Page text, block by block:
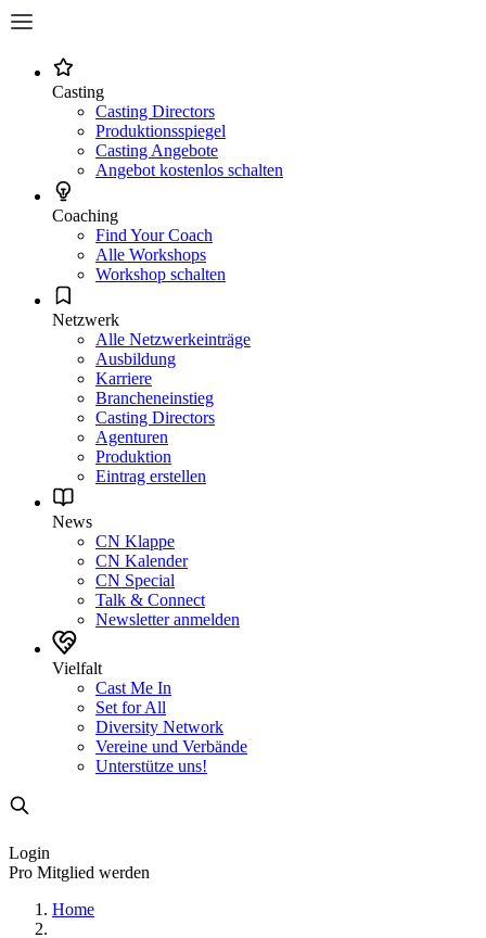
Casting
Casting Directors
Produktionsspiegel
Casting Angebote
Angebot kostenlos schalten
Coaching
Find Your Coach
Alle Workshops
Workshop schalten
Netzwerk
Alle Netzwerkeinträge
Ausbildung
Karriere
Brancheneinstieg
Casting Directors
Agenturen
Produktion
Eintrag erstellen
News
CN Klappe
CN Kalender
CN Special
Talk & Connect
Newsletter anmelden
Vielfalt
Cast Me In
Set for All
Diversity Network
Vereine und Verbände
Unterstütze uns!
Login
Pro Mitglied werden
Home